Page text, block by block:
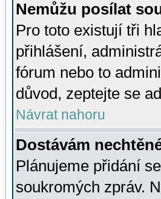
Nemůžu posílat
Pro toto existují tři
přihlášení,
fórum nebo to
důvod, zeptejte se
Návrat nahoru
Dostávám
Plánujeme přidání
soukromých zpráv.